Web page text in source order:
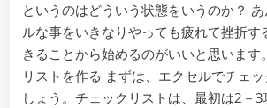
というのはどういう状態をいうのか？
ルな事をいきなりやっても疲れて挫折す
きることから始めるのがいいと思います
リストを作る まずは、エクセルでチェ
しょう。チェックリストは、最初は2－